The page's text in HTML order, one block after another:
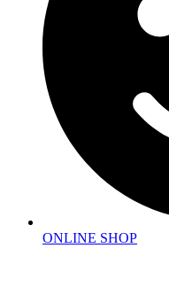
ONLINE SHOP